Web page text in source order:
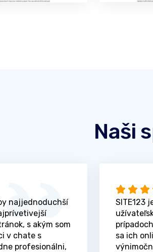
Naši
najjednoduchší
s akým som
v chate s
profesionálni,
SITE123
sa ich